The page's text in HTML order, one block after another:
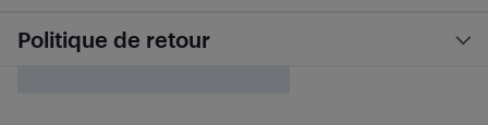
Politique de retour